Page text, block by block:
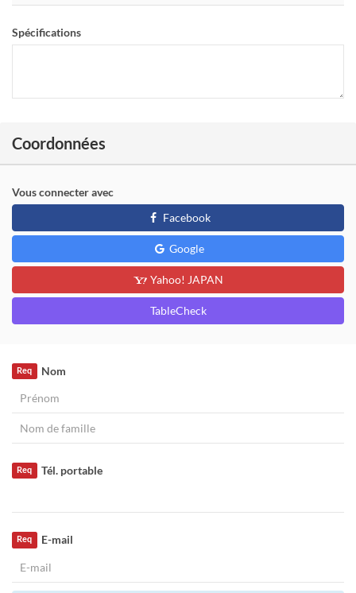
Spécifications
Coordonnées
Vous connecter avec
Facebook
Google
Yahoo! JAPAN
TableCheck
Nom
Req
Tél. portable
Req
E-mail
Req